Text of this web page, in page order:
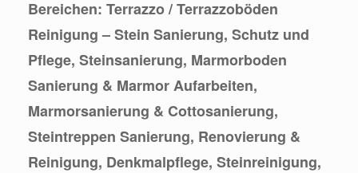
Bereichen: Terrazzo / Terrazzoböden
Reinigung – Stein Sanierung, Schutz und
Pflege, Steinsanierung, Marmorboden
Sanierung & Marmor Aufarbeiten,
Marmorsanierung & Cottosanierung,
Steintreppen Sanierung, Renovierung &
Reinigung, Denkmalpflege, Steinreinigung,